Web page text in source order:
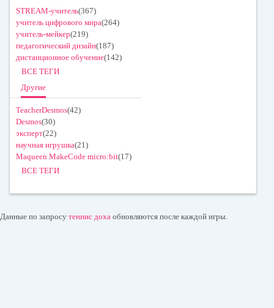
STREAM-учитель(367)
учитель цифрового мира(264)
учитель-мейкер(219)
педагогический дизайн(187)
дистанционное обучение(142)
ВСЕ ТЕГИ
Другие
TeacherDesmos(42)
Desmos(30)
эксперт(22)
научная игрушка(21)
Maqueen MakeCode micro:bit(17)
ВСЕ ТЕГИ
Данные по запросу теннис доха обновляются после каждой игры.